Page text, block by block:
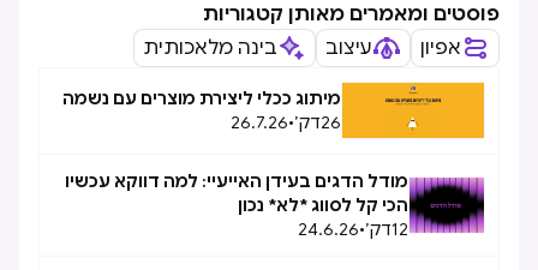
פוסטים ומאמרים מאותן קטגוריות
אפיון
עיצוב בינה מלאכותית
מיתוג ככלי ליצירת מוצרים עם נשמה
26דק׳•
26.7.26
מודל הדגים בעידן האייעיי: למה דווקא עכשיו
הכי קל לסווג *לא* נכון
12דק׳•
24.6.26